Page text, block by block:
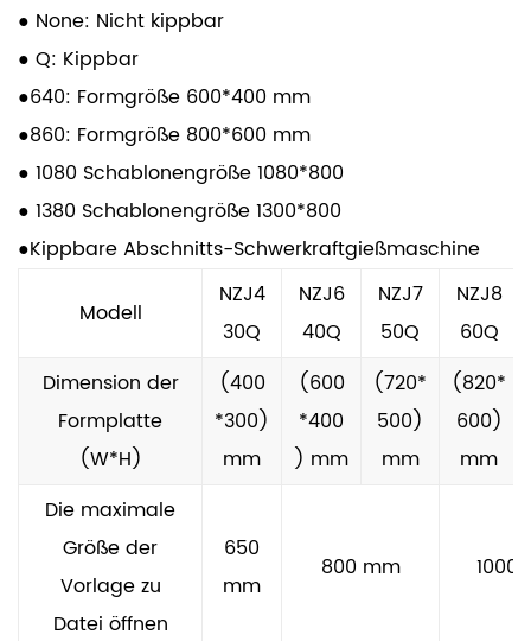
Vielseitige Anwendungen
Diese Gussmaschine ist ideal für die Herstellung
einer Vielzahl von Produkten, einschließlich
Automobilteilen, Industriekomponenten und
Maschinenarmaturen. Seine Vielseitigkeit macht
es zu einem wertvollen Vorteil für Unternehmen in
verschiedenen Sektoren, sodass sie ihre
Produktangebote diversifizieren und die
Anforderungen eines sich schnell verändernden
Marktes erfüllen können.
Hohe Präzision und Qualität
Eines der hervorstehenden Merkmale der
horizontalen Abschiedsgravitationsgussmaschine
ist die Fähigkeit, Gussteile mit individuellen Fällen
zu produzieren. Das hohe Präzisionsniveau, das
während des Casting -Prozesses erreicht wird,
● None: Nicht kippbar
● Q: Kippbar
●640: Formgröße 600*400 mm
●860: Formgröße 800*600 mm
● 1080 Schablonengröße 1080*800
● 1380 Schablonengröße 1300*800
●Kippbare Abschnitts-Schwerkraftgießmaschine
Modell
NZJ4
30Q
NZJ6
40Q
NZJ7
50Q
NZJ8
60Q
Dimension der
Formplatte
(W*H)
(400
*300)
mm
(600
*400
) mm
(720*
500)
mm
(820*
600)
mm
Die maximale
Größe der
Vorlage zu
Datei öffnen
650
mm
800 mm 1000